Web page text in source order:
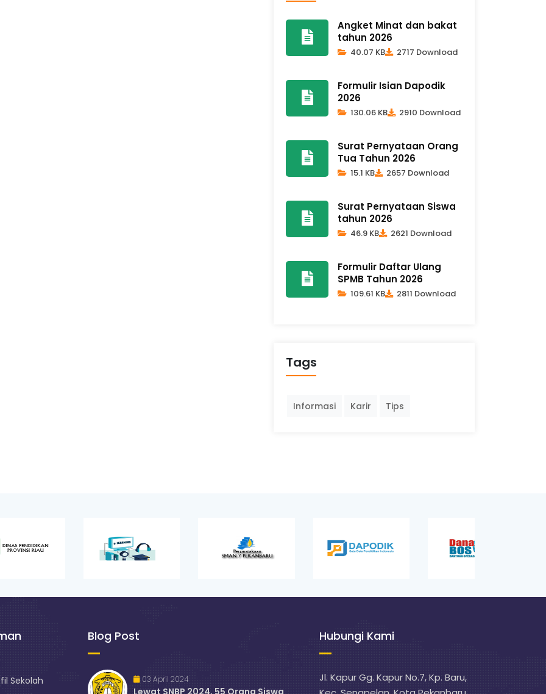
Angket Minat dan bakat
tahun 2026
40.07 KB 2717 Download
Formulir Isian Dapodik
2026
130.06 KB 2910 Download
Surat Pernyataan Orang
Tua Tahun 2026
15.1 KB 2657 Download
Surat Pernyataan Siswa
tahun 2026
46.9 KB 2621 Download
Formulir Daftar Ulang
SPMB Tahun 2026
109.61 KB 2811 Download
Tags
Informasi Karir Tips
Sekolah
Blog Post
03 April 2024
Lewat SNBP 2024, 55 Orang Siswa
Hubungi Kami
Jl. Kapur Gg. Kapur No.7, Kp. Baru,